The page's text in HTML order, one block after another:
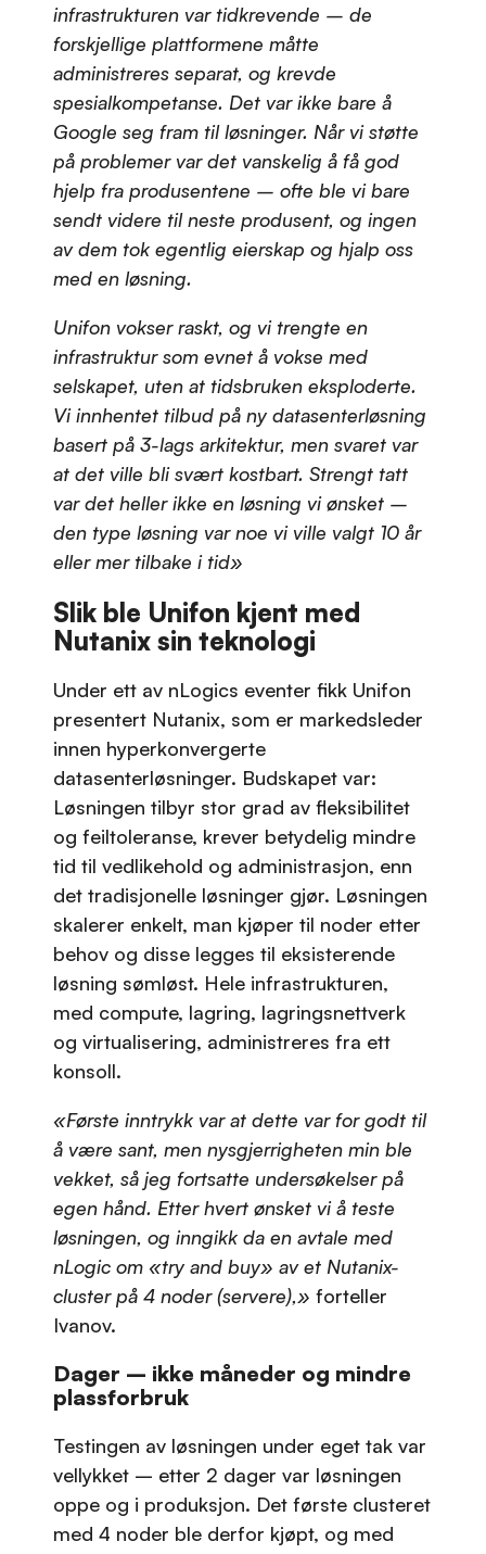
infrastrukturen var tidkrevende – de
forskjellige plattformene måtte
administreres separat, og krevde
spesialkompetanse. Det var ikke bare å
Google seg fram til løsninger. Når vi støtte
på problemer var det vanskelig å få god
hjelp fra produsentene – ofte ble vi bare
sendt videre til neste produsent, og ingen
av dem tok egentlig eierskap og hjalp oss
med en løsning.
Unifon vokser raskt, og vi trengte en
infrastruktur som evnet å vokse med
selskapet, uten at tidsbruken eksploderte.
Vi innhentet tilbud på ny datasenterløsning
basert på 3-lags arkitektur, men svaret var
at det ville bli svært kostbart. Strengt tatt
var det heller ikke en løsning vi ønsket –
den type løsning var noe vi ville valgt 10 år
eller mer tilbake i tid»
Slik ble Unifon kjent med
Nutanix sin teknologi
Under ett av nLogics eventer fikk Unifon
presentert Nutanix, som er markedsleder
innen hyperkonvergerte
datasenterløsninger. Budskapet var:
Løsningen tilbyr stor grad av fleksibilitet
og feiltoleranse, krever betydelig mindre
tid til vedlikehold og administrasjon, enn
det tradisjonelle løsninger gjør. Løsningen
skalerer enkelt, man kjøper til noder etter
behov og disse legges til eksisterende
løsning sømløst. Hele infrastrukturen,
med compute, lagring, lagringsnettverk
og virtualisering, administreres fra ett
konsoll.
«Første inntrykk var at dette var for godt til
å være sant, men nysgjerrigheten min ble
vekket, så jeg fortsatte undersøkelser på
egen hånd. Etter hvert ønsket vi å teste
løsningen, og inngikk da en avtale med
nLogic om «try and buy» av et Nutanix-
cluster på 4 noder (servere),» forteller
Ivanov.
Dager – ikke måneder og mindre
plassforbruk
Testingen av løsningen under eget tak var
vellykket – etter 2 dager var løsningen
oppe og i produksjon. Det første clusteret
med 4 noder ble derfor kjøpt, og med